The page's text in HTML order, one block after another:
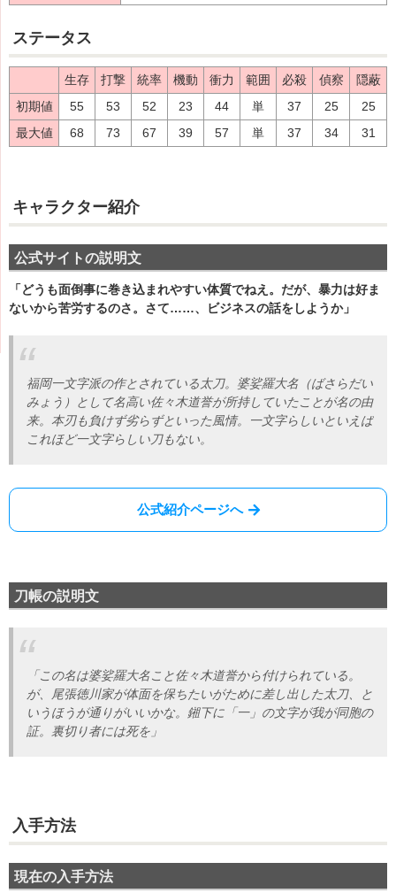
ステータス
生存 打撃 統率 機動 衝力 範囲 必殺 偵察
隠蔽
初期値
55 53 52 23 44 単 37 25
25
最大値
68 73 67 39 57 単 37 34 31
キャラクター紹介
公式サイトの説明文
「どうも面倒事に巻き込まれやすい体質でねえ。だが、暴力は好ま
ないから苦労するのさ。さて……、ビジネスの話をしようか」
福岡一文字派の作とされている太刀。婆娑羅大名（ばさらだい
みょう）として名高い佐々木道誉が所持していたことが名の由
来。本刃も負けず劣らずといった風情。一文字らしいといえば
これほど一文字らしい刀もない。
公式紹介ページへ
刀帳の説明文
「この名は婆娑羅大名こと佐々木道誉から付けられている。
が、尾張徳川家が体面を保ちたいがために差し出した太刀、と
いうほうが通りがいいかな。鎺下に「一」の文字が我が同胞の
証。裏切り者には死を」
入手方法
現在の入手方法